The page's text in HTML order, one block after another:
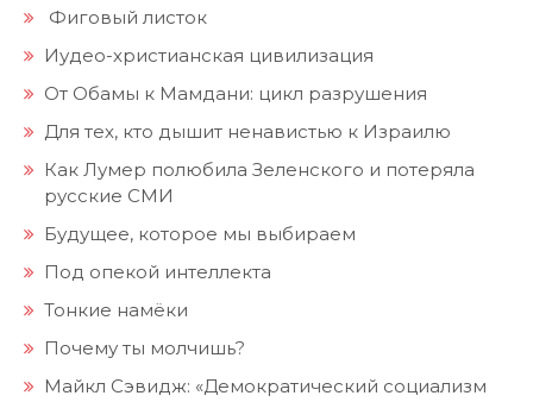
Фиговый листок
Иудео-христианская цивилизация
От Обамы к Мамдани: цикл разрушения
Для тех, кто дышит ненавистью к Израилю
Как Лумер полюбила Зеленского и потеряла
русские СМИ
Будущее, которое мы выбираем
Под опекой интеллекта
Тонкие намёки
Почему ты молчишь?
Майкл Сэвидж: «Демократический социализм